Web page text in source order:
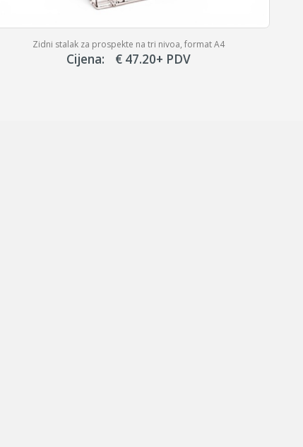
Podni držač za brošure na dva stuba A4 formata, za četiri kataloga
Cijena: €116.60+ PDV